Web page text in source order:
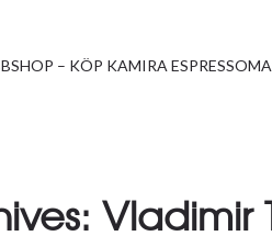
– KÖP KAMIRA
Vladimir